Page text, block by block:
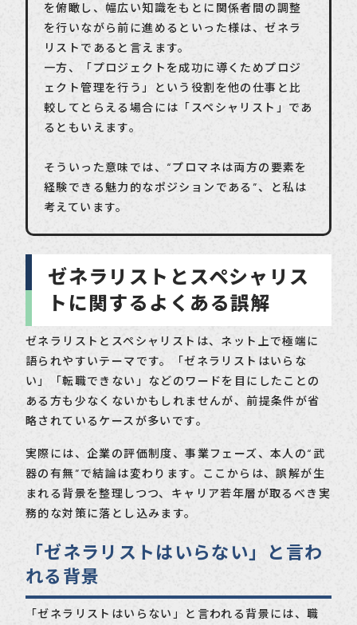
を俯瞰し、幅広い知識をもとに関係者間の調整
を行いながら前に進めるといった様は、ゼネラ
リストであると言えます。
一方、「プロジェクトを成功に導くためプロジ
ェクト管理を行う」という役割を他の仕事と比
較してとらえる場合には「スペシャリスト」であ
るともいえます。
そういった意味では、“プロマネは両方の要素を
経験できる魅力的なポジションである”、と私は
考えています。
ゼネラリストとスペシャリス
トに関するよくある誤解
ゼネラリストとスペシャリストは、ネット上で極端に
語られやすいテーマです。「ゼネラリストはいらな
い」「転職できない」などのワードを目にしたことの
ある方も少なくないかもしれませんが、前提条件が省
略されているケースが多いです。
実際には、企業の評価制度、事業フェーズ、本人の“武
器の有無”で結論は変わります。ここからは、誤解が生
まれる背景を整理しつつ、キャリア若年層が取るべき実
務的な対策に落とし込みます。
「ゼネラリストはいらない」と言わ
れる背景
「ゼネラリストはいらない」と言われる背景には、職